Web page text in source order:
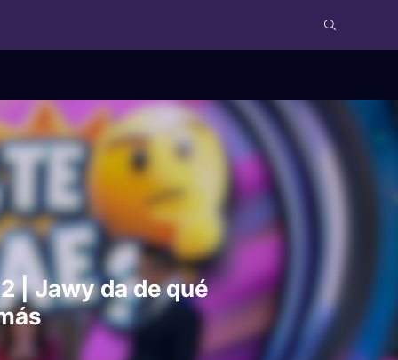
| Jawy da de qué